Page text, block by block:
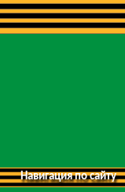
Навигация по сайту